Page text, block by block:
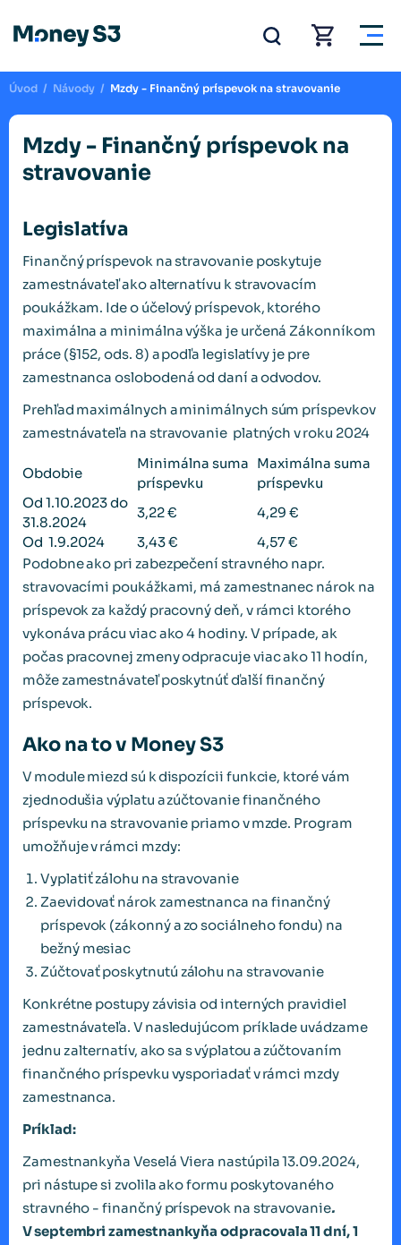
Úvod / Návody / Mzdy - Finančný príspevok na stravovanie
Mzdy - Finančný príspevok na
stravovanie
Legislatíva
Finančný príspevok na stravovanie poskytuje
zamestnávateľ ako alternatívu k stravovacím
poukážkam. Ide o účelový príspevok, ktorého
maximálna a minimálna výška je určená Zákonníkom
práce (§152, ods. 8) a podľa legislatívy je pre
zamestnanca oslobodená od daní a odvodov.
Prehľad maximálnych a minimálnych súm príspevkov
zamestnávateľa na stravovanie platných v roku 2024
Obdobie
Minimálna suma
príspevku
Maximálna suma
príspevku
Od 1.10.2023 do
31.8.2024
3,22 €
4,29 €
Od 1.9.2024
3,43 €
4,57 €
Podobne ako pri zabezpečení stravného napr.
stravovacími poukážkami, má zamestnanec nárok na
príspevok za každý pracovný deň, v rámci ktorého
vykonáva prácu viac ako 4 hodiny. V prípade, ak
počas pracovnej zmeny odpracuje viac ako 11 hodín,
môže zamestnávateľ poskytnúť ďalší finančný
príspevok.
Ako na to v Money S3
V module miezd sú k dispozícii funkcie, ktoré vám
zjednodušia výplatu a zúčtovanie finančného
príspevku na stravovanie priamo v mzde. Program
umožňuje v rámci mzdy:
Vyplatiť zálohu na stravovanie
Zaevidovať nárok zamestnanca na finančný
príspevok (zákonný a zo sociálneho fondu) na
bežný mesiac
Zúčtovať poskytnutú zálohu na stravovanie
Konkrétne postupy závisia od interných pravidiel
zamestnávateľa. V nasledujúcom príklade uvádzame
jednu z alternatív, ako sa s výplatou a zúčtovaním
finančného príspevku vysporiadať v rámci mzdy
zamestnanca.
Príklad:
Zamestnankyňa Veselá Viera nastúpila 13.09.2024,
pri nástupe si zvolila ako formu poskytovaného
stravného - finančný príspevok na stravovanie.
Vseptembri zamestnankyňa odpracovala 11 dní, 1